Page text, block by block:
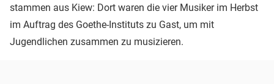
stammen aus Kiew: Dort waren die vier Musiker im Herbst
im Auftrag des Goethe-Instituts zu Gast, um mit
Jugendlichen zusammen zu musizieren.